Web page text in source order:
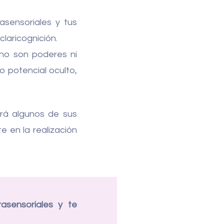
y tus
son poderes ni
potencial oculto,
algunos de sus
en la realización
y te